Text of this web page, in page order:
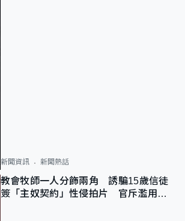
新聞資訊 新聞熱話
教會牧師一人分飾兩角 誘騙15歲信徒
簽「主奴契約」性侵拍片 官斥濫用教